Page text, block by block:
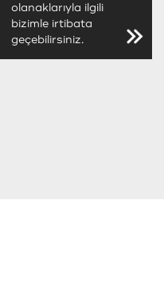
olanaklarıyla ilgili
bizimle irtibata
geçebilirsiniz.